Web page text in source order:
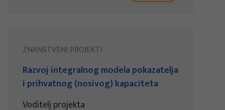
ZNANSTVENI PROJEKTI
Razvoj integralnog modela pokazatelja
i prihvatnog (nosivog) kapaciteta
Voditelj projekta